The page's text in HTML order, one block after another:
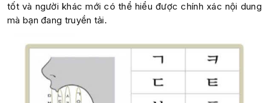
tốt và người khác mới có thể hiểu được chính xác nội dung
mà bạn đang truyền tải.